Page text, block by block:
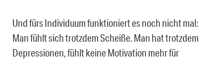
Und fürs Individuum funktioniert es noch nicht mal:
Man fühlt sich trotzdem Scheiße. Man hat trotzdem
Depressionen, fühlt keine Motivation mehr für